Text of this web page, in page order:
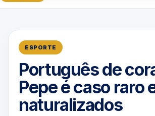
ESPORTE
Português de
Pepe é caso raro
naturalizados